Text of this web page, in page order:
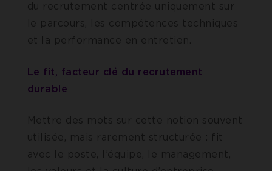
du recrutement centrée uniquement sur
le parcours, les compétences techniques
et la performance en entretien.
Le fit, facteur clé du recrutement
durable
Mettre des mots sur cette notion souvent
utilisée, mais rarement structurée : fit
avec le poste, l’équipe, le management,